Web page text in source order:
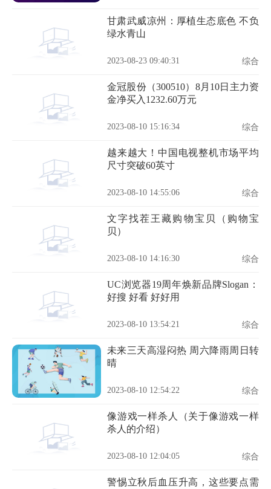
甘肃武威凉州：厚植生态底色 不负
绿水青山
2023-08-23 09:40:31 综合
金冠股份（300510）8月10日主力资
金净买入1232.60万元
2023-08-10 15:16:34 综合
越来越大！中国电视整机市场平均
尺寸突破60英寸
2023-08-10 14:55:06 综合
文字找茬王藏购物宝贝（购物宝
贝）
2023-08-10 14:16:30 综合
UC浏览器19周年焕新品牌Slogan：
好搜 好看 好好用
2023-08-10 13:54:21 综合
未来三天高湿闷热 周六降雨周日转
晴
2023-08-10 12:54:22 综合
像游戏一样杀人（关于像游戏一样
杀人的介绍）
2023-08-10 12:04:05 综合
警惕立秋后血压升高，这些要点需